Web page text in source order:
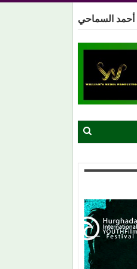
أحمد السماحي